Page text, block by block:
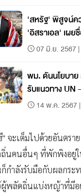
'สหรัฐ' พิสูจน์คว
'อิสราเอล' เผย
UN07 มิ.ย. 2567
พม. ดันนโยบาย
รับแนวทาง UN
14 พ.ค. 2567
จะเต็มไปด้วยอันตร
นคนอื่นๆ ที่พักพิงอยู่
กำลังรับมือกับผลกระ
ผู้พลัดถิ่นแบ่งหญ้าที่มี